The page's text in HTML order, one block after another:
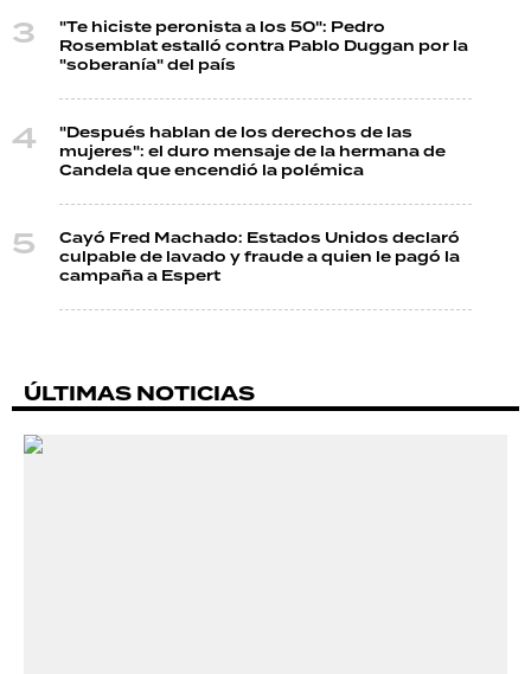
"Te hiciste peronista a los 50": Pedro
Rosemblat estalló contra Pablo Duggan por la
"soberanía" del país
"Después hablan de los derechos de las
mujeres": el duro mensaje de la hermana de
Candela que encendió la polémica
Cayó Fred Machado: Estados Unidos declaró
culpable de lavado y fraude a quien le pagó la
campaña a Espert
ÚLTIMAS NOTICIAS